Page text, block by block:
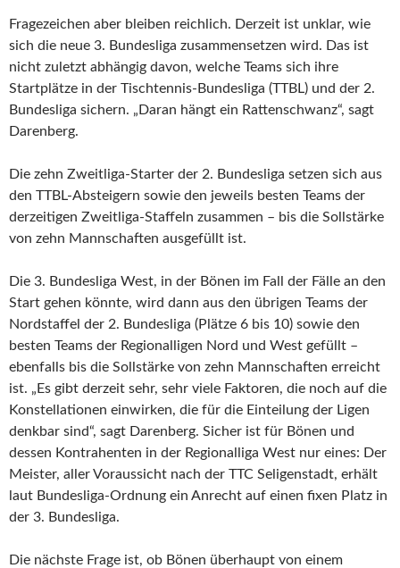
Fragezeichen aber bleiben reichlich. Derzeit ist unklar, wie
sich die neue 3. Bundesliga zusammensetzen wird. Das ist
nicht zuletzt abhängig davon, welche Teams sich ihre
Startplätze in der Tischtennis-Bundesliga (TTBL) und der 2.
Bundesliga sichern. „Daran hängt ein Rattenschwanz“, sagt
Darenberg.
Die zehn Zweitliga-Starter der 2. Bundesliga setzen sich aus
den TTBL-Absteigern sowie den jeweils besten Teams der
derzeitigen Zweitliga-Staffeln zusammen – bis die Sollstärke
von zehn Mannschaften ausgefüllt ist.
Die 3. Bundesliga West, in der Bönen im Fall der Fälle an den
Start gehen könnte, wird dann aus den übrigen Teams der
Nordstaffel der 2. Bundesliga (Plätze 6 bis 10) sowie den
besten Teams der Regionalligen Nord und West gefüllt –
ebenfalls bis die Sollstärke von zehn Mannschaften erreicht
ist. „Es gibt derzeit sehr, sehr viele Faktoren, die noch auf die
Konstellationen einwirken, die für die Einteilung der Ligen
denkbar sind“, sagt Darenberg. Sicher ist für Bönen und
dessen Kontrahenten in der Regionalliga West nur eines: Der
Meister, aller Voraussicht nach der TTC Seligenstadt, erhält
laut Bundesliga-Ordnung ein Anrecht auf einen fixen Platz in
der 3. Bundesliga.
Die nächste Frage ist, ob Bönen überhaupt von einem